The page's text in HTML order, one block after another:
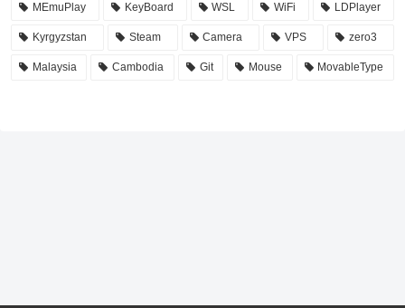
MEmuPlay KeyBoard WSL WiFi LDPlayer
Kyrgyzstan Steam Camera VPS zero3
Malaysia Cambodia Git Mouse MovableType